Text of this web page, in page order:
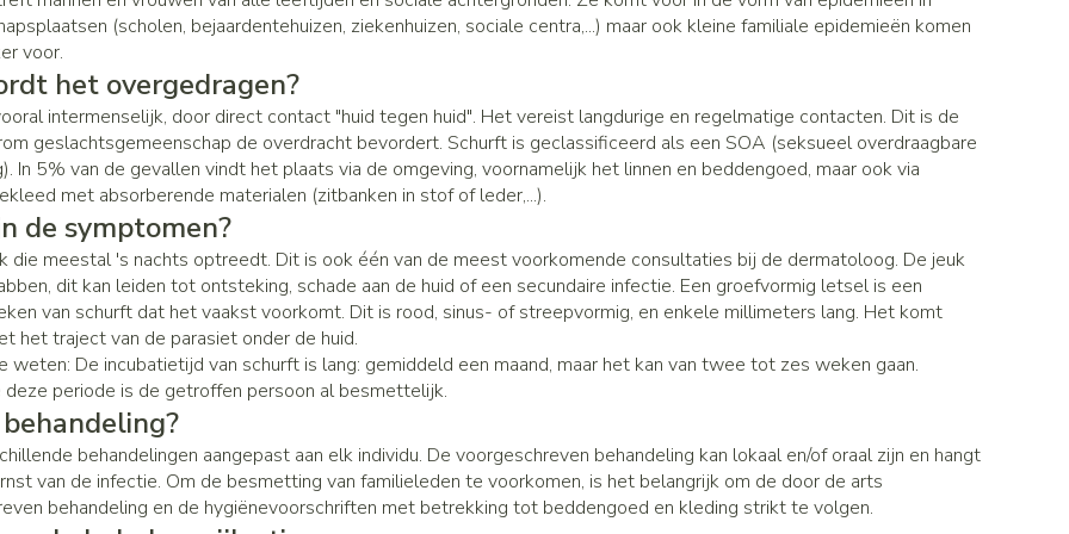
huid en
Oordopjes
Oorreiniging
Oordruppels
Voeten en benen
Droge voeten, eelt en kloven
Blaren
Eelt
Eksteroog - likdoorn
Toon meer
Bad en douche
Insectenwerende middelen
Parfums en geurproducten
Specifiek voor mannen
Make-up
Gezichtsreiniging -
ontschminken
gel
Tonic - lotion
Micellair water
Toon meer
Gemengde huid
Doffe huid
Ogen
Keel
Botten, spieren en gewrichten
Toon meer
Podologie
Cold - Hot therapie - warm/koud
Verbanddozen
Medische hulpmiddelen
Toon meer
Diagnosetesten en
meetapparatuur
Alcoholtest
Bloeddrukmeter
Cholesteroltest
Hartslagmeter
Toon meer
Overige diabetes producten
Toon meer
Stoma
Stomaplaatje
Accessoires
Ergonomie
Sondes, baxters en catheters
Baxters
Catheters
Pillendozen en accessoires
Bandages en Orthopedie -
orthopedische verbanden
Buik
Spieren en gewrichten
en
Zenuwstelsel
Slapeloosheid, spanning en
stress
Stoppen met roken
Infecties
Immuniteit
Allergie
Koortsblaasjes - antiviraal
Luizen
Ogen
Ooginfecties
Ontzwellende middelen
Glaucoom
Homeopathie
Zware benen
Tabletten
Diergeneesmiddelen
(scholen, bejaardentehuizen, ziekenhuizen, sociale centra,...) maar ook kleine familiale epidemieën komen
voor.
het overgedragen?
intermenselijk, door direct contact "huid tegen huid". Het vereist langdurige en regelmatige contacten. Dit is de
geslachtsgemeenschap de overdracht bevordert. Schurft is geclassificeerd als een SOA (seksueel overdraagbare
In 5% van de gevallen vindt het plaats via de omgeving, voornamelijk het linnen en beddengoed, maar ook via
met absorberende materialen (zitbanken in stof of leder,...).
de symptomen?
die meestal 's nachts optreedt. Dit is ook één van de meest voorkomende consultaties bij de dermatoloog. De jeuk
dit kan leiden tot ontsteking, schade aan de huid of een secundaire infectie. Een groefvormig letsel is een
van schurft dat het vaakst voorkomt. Dit is rood, sinus- of streepvormig, en enkele millimeters lang. Het komt
het traject van de parasiet onder de huid.
weten: De incubatietijd van schurft is lang: gemiddeld een maand, maar het kan van twee tot zes weken gaan.
deze periode is de getroffen persoon al besmettelijk.
behandelingen aangepast aan elk individu. De voorgeschreven behandeling kan lokaal en/of oraal zijn en hangt
van de infectie. Om de besmetting van familieleden te voorkomen, is het belangrijk om de door de arts
behandeling en de hygiënevoorschriften met betrekking tot beddengoed en kleding strikt te volgen.